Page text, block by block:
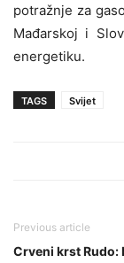
potražnje za
Mađarskoj i
energetiku.
TAGS Svijet
Previous article
Crveni krst Rudo: